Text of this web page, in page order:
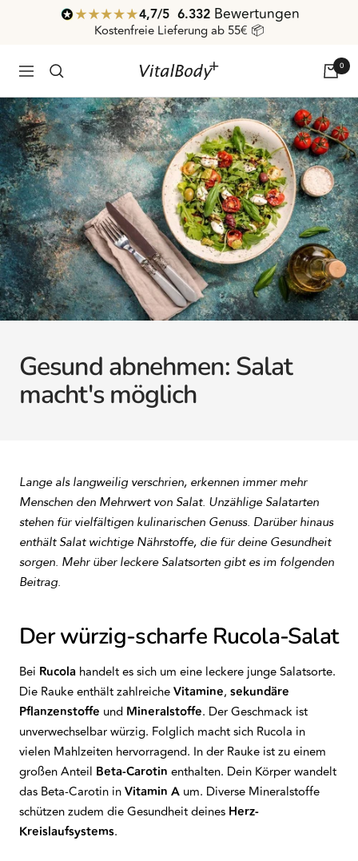
4,7/ 5 6.332 Bewertungen
Kostenfreie Lieferung ab 55€ 📦
Navigation VitalBodyPLUS.de 0
Gesund abnehmen: Salat
macht's möglich
Lange als langweilig verschrien, erkennen immer mehr
Menschen den Mehrwert von Salat. Unzählige Salatarten
stehen für vielfältigen kulinarischen Genuss. Darüber hinaus
enthält Salat wichtige Nährstoffe, die für deine Gesundheit
sorgen. Mehr über leckere Salatsorten gibt es im folgenden
Beitrag.
Der würzig-scharfe Rucola-Salat
Bei Rucola handelt es sich um eine leckere junge Salatsorte.
Die Rauke enthält zahlreicheVitamine, sekundäre
Pflanzenstoffe und Mineralstoffe. Der Geschmack ist
unverwechselbar würzig. Folglich macht sich Rucola in
vielen Mahlzeiten hervorragend. In der Rauke ist zu einem
großen Anteil Beta-Carotin enthalten. Dein Körper wandelt
das Beta-Carotin inVitamin A um. Diverse Mineralstoffe
schützen zudem die Gesundheit deines Herz-
Kreislaufsystems.